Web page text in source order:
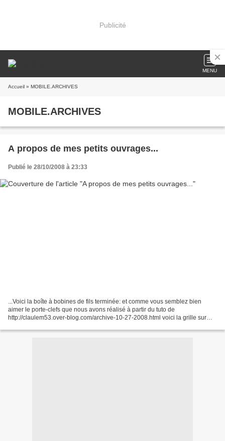
Publicité
MENU
Accueil » MOBILE.ARCHIVES
MOBILE.ARCHIVES
A propos de mes petits ouvrages...
Publié le 28/10/2008 à 23:33
...Voici la boîte à bobines de fils terminée: et comme vous semblez bien
aimer le porte-clefs que nous avons réalisé à partir du tuto de
http://claulem53.over-blog.com/archive-10-27-2008.html voici la grille sur